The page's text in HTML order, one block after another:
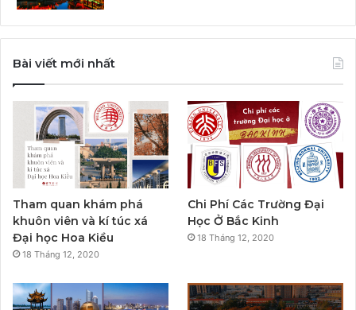
Bài viết mới nhất
Tham quan khám phá
khuôn viên và kí túc xá
Đại học Hoa Kiều
18 Tháng 12, 2020
Chi Phí Các Trường Đại
Học Ở Bắc Kinh
18 Tháng 12, 2020